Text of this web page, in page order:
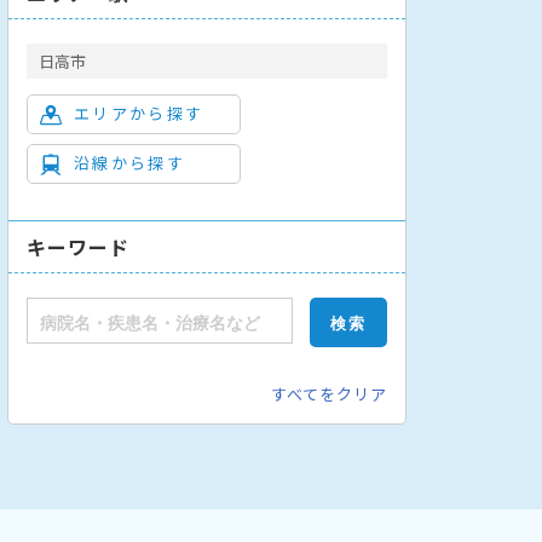
日高市
エリアから探す
沿線から探す
キーワード
すべてをクリア